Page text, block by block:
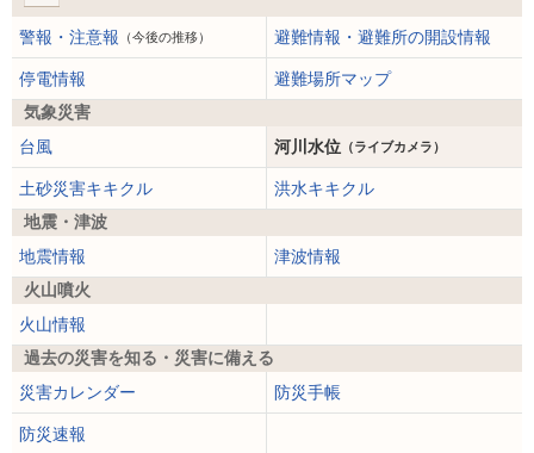
警報・注意報 （今後の推移） 避難情報・避難所の開設情報
停電情報
避難場所マップ
気象災害
台風
河川水位 （ライブカメラ）
土砂災害キキクル
洪水キキクル
地震・津波
地震情報
津波情報
火山噴火
火山情報
過去の災害を知る・災害に備える
災害カレンダー
防災手帳
防災速報